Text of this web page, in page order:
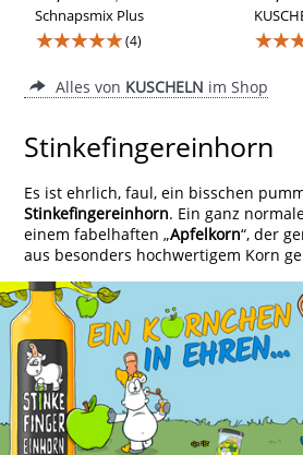
Schnapsmix Plus
★★★★★(4)
Alles von KUSCHELN im Shop
Stinkefingereinhorn
Es ist ehrlich, faul, ein bisschen
Stinkefingereinhorn. Ein ganz
einem fabelhaften „Apfelkorn“, der
aus besonders hochwertigem Korn